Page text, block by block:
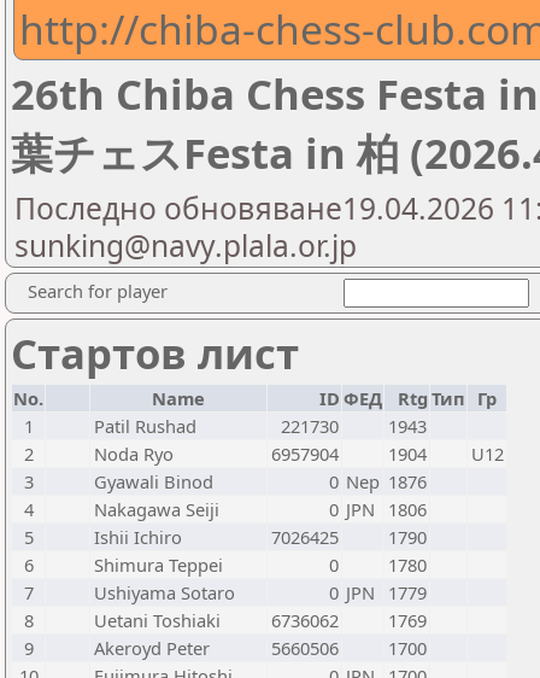
http://chiba-chess-
26th Chiba Chess Festa
葉チェスFesta in 柏
Последно обновяване19.04.2026
sunking@navy.plala.or.jp
Search for player
Стартов лист
No. Name ID ФЕД Rtg Тип Гр
1
Patil Rushad 221730
1943
2
Noda Ryo 6957904 1904
U12
3
Gyawali Binod 0 Nep 1876
4
Nakagawa Seiji 0 JPN
1806
5
Ishii Ichiro 7026425
1790
6
Shimura Teppei 0
1780
7
Ushiyama Sotaro 0 JPN
1779
8
Uetani Toshiaki 6736062
1769
9
Akeroyd Peter 5660506
1700